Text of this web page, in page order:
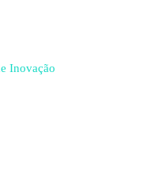
Inovação